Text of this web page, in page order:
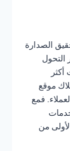
الصدارة
التحول
موقع
فمع
من